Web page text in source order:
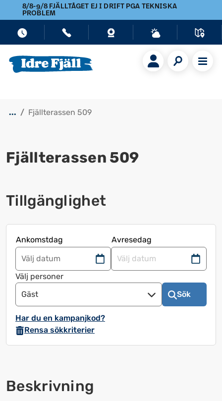
8/8-9/8 FJÄLLTÅGET EJ I DRIFT PGA TEKNISKA
PROBLEM
... Fjällterassen 509
Fjällterassen 509
Tillgänglighet
Ankomstdag
Avresedag
Navigera
framåt
för
att
kalendern
och
välja
Tryck
på
Navigera
välja
Välj personer
Gäst
Sök
Har du en kampanjkod?
Rensa sökkriterier
Beskrivning